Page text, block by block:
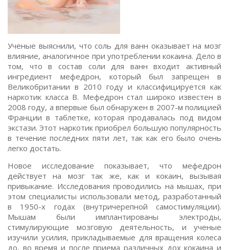
Ученые выяснили, что соль для ванн оказывает на мозг
влияние, аналогичное при употреблении кокаина. Дело в
том, что в состав соли для ванн входит активный
ингредиент мефедрон, который был запрещен в
Великобритании в 2010 году и классифицируется как
наркотик класса B. Мефедрон стал широко известен в
2008 году, а впервые был обнаружен в 2007-м полицией
Франции в таблетке, которая продавалась под видом
экстази. Этот наркотик приобрел большую популярность
в течение последних пяти лет, так как его было очень
легко достать.
Новое исследование показывает, что мефедрон
действует на мозг так же, как и кокаин, вызывая
привыкание. Исследования проводились на мышах, при
этом специалисты использовали метод, разработанный
в 1950-х годах (внутричерепной самостимуляции).
Мышам были имплантированы электроды,
стимулирующие мозговую деятельность, и ученые
изучили усилия, прикладываемые для вращения колеса
до, во время и после приема различных дох кокаина и